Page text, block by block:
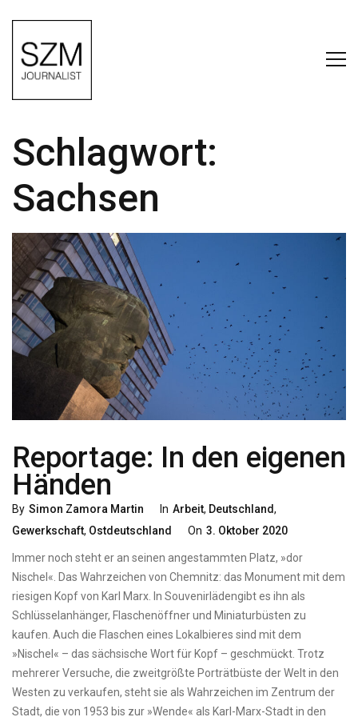
Schlagwort:
Sachsen
Reportage: In den eigenen
Händen
By Simon Zamora Martin Categories
In Arbeit, Deutschland,
Gewerkschaft, Ostdeutschland
Posted
On 3. Oktober 2020
Immer noch steht er an seinen angestammten Platz, »dor
Nischel«. Das Wahrzeichen von Chemnitz: das Monument mit dem
riesigen Kopf von Karl Marx. In Souvenirlädengibt es ihn als
Schlüsselanhänger, Flaschenöffner und Miniaturbüsten zu
kaufen. Auch die Flaschen eines Lokalbieres sind mit dem
»Nischel« – das sächsische Wort für Kopf – geschmückt. Trotz
mehrerer Versuche, die zweitgrößte Porträtbüste der Welt in den
Westen zu verkaufen, steht sie als Wahrzeichen im Zentrum der
Stadt, die von 1953 bis zur »Wende« als Karl-Marx-Stadt in den